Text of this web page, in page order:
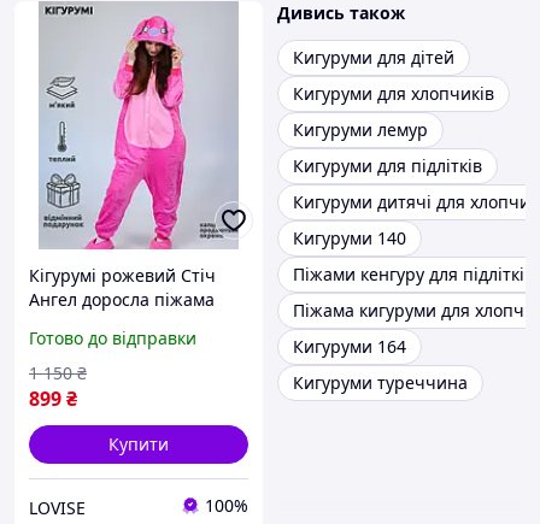
Кігурумі рожевий Стіч
Ангел доросла піжама
дітей м/ф Ліло і Стіч
Готово до відправки
899₴
1 150 ₴
Купити
LOVISE 100%
Дивись також
Кигуруми для дітей
Кигуруми для хлопчиків
Кигуруми лемур
Кигуруми для підлітків
Кигуруми дитячі для
Кигуруми 140
Піжами кенгуру для підлітків
Піжама кигуруми для
Кигуруми 164
Кигуруми туреччина